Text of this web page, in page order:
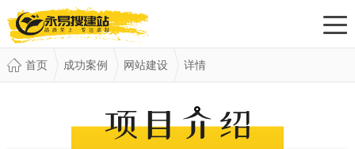
首页 成功案例 网站建设 详情